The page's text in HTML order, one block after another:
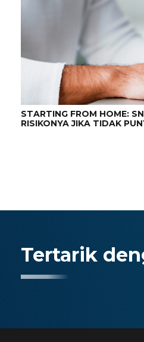
STARTING FROM HOME:
RISIKONYA JIKA TIDAK
Tertarik